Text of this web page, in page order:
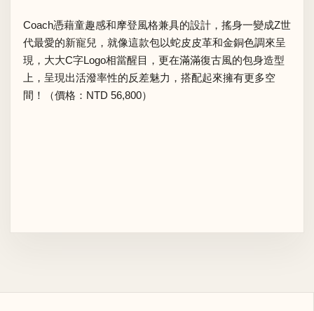
Coach憑藉童趣感和摩登風格兼具的設計，搖身一變成Z世
代最愛的新寵兒，就像這款包以蛇皮皮革和金銅色調來呈
現，大大C字Logo相當醒目，更在滿滿復古風的包身造型
上，呈現出活潑率性的反差魅力，搭配起來擁有更多空
間！（價格：NTD 56,800）